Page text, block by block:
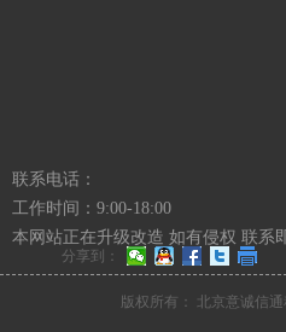
版权所有： 北京意诚信
联系电话：
工作时间：9:00-18:00
本网站正在升级改造 如有侵权 联系
分享到：